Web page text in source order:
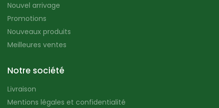
Nouvel arrivage
Promotions
Nouveaux produits
Meilleures ventes
Notre société
Livraison
Mentions légales et confidentialité